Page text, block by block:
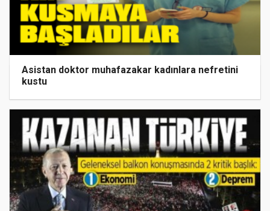
Asistan doktor muhafazakar kadınlara nefretini
kustu